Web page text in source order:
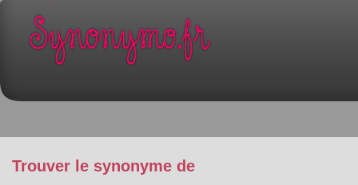
Trouver le synonyme de